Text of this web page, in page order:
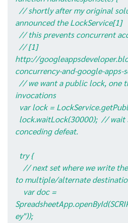
// shortly after my original
announced the LockService[1]
// this prevents concurrent
// [1]
http://
concurrency-and-google-
// we want a public lock, one
invocations
var lock =
lock.waitLock(30000); // wait
conceding defeat.
try {
// next set where we write
to multiple/alternate
var doc =
ey"));